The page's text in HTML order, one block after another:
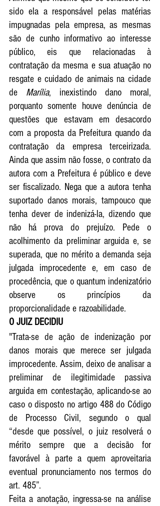
sido ela a responsável pelas matérias
impugnadas pela empresa, as mesmas
são de cunho informativo ao interesse
público, eis que relacionadas à
contratação da mesma e sua atuação no
resgate e cuidado de animais na cidade
de Marília, inexistindo dano moral,
porquanto somente houve denúncia de
questões que estavam em desacordo
com a proposta da Prefeitura quando da
contratação da empresa terceirizada.
Ainda que assim não fosse, o contrato da
autora com a Prefeitura é público e deve
ser fiscalizado. Nega que a autora tenha
suportado danos morais, tampouco que
tenha dever de indenizá-la, dizendo que
não há prova do prejuízo. Pede o
acolhimento da preliminar arguida e, se
superada, que no mérito a demanda seja
julgada improcedente e, em caso de
procedência, que o quantum indenizatório
observe os princípios da
proporcionalidade e razoabilidade.
O JUIZ DECIDIU
"Trata-se de ação de indenização por
danos morais que merece ser julgada
improcedente. Assim, deixo de analisar a
preliminar de ilegitimidade passiva
arguida em contestação, aplicando-se ao
caso o disposto no artigo 488 do Código
de Processo Civil, segundo o qual
“desde que possível, o juiz resolverá o
mérito sempre que a decisão for
favorável à parte a quem aproveitaria
eventual pronunciamento nos termos do
art. 485”.
Feita a anotação, ingressa-se na análise